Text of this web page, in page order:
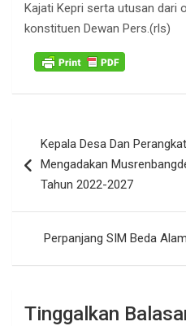
Kajati Kepri serta utusan dari
konstituen Dewan Pers.(rls)
posKepala Desa Dan
Mengadakan
Tahun 2022-2027
Perpanjang SIM Beda
Tinggalkan